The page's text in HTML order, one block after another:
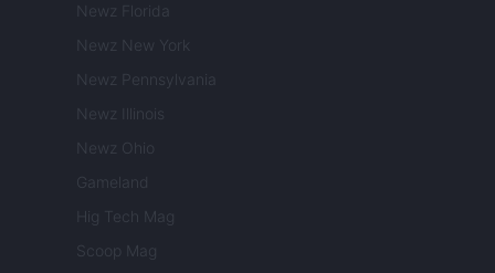
Newz Florida
Newz New York
Newz Pennsylvania
Newz Illinois
Newz Ohio
Gameland
Hig Tech Mag
Scoop Mag